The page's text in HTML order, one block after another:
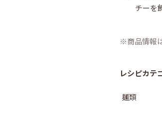
チーを
商品情報
レシピカテ
麺類